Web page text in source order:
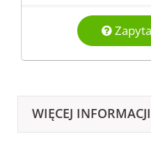
WIĘCEJ INFORMACJI